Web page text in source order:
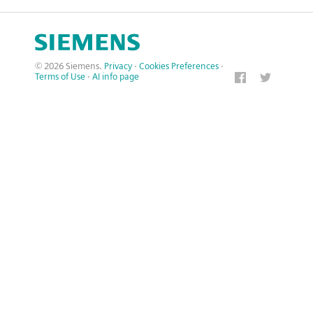
© 2026 Siemens. Privacy · Cookies Preferences ·
Terms of Use · AI info page